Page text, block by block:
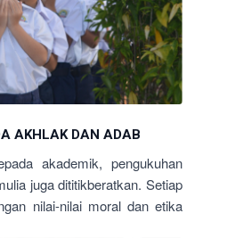
AKHLAK DAN ADAB
akademik, pengukuhan
juga dititikberatkan. Setiap
nilai-nilai moral dan etika